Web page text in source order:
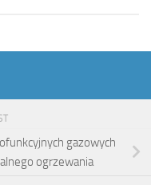
gazowych
ogrzewania